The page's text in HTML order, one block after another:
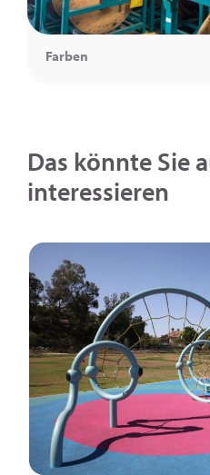
Farben
Das könnte Sie
interessieren